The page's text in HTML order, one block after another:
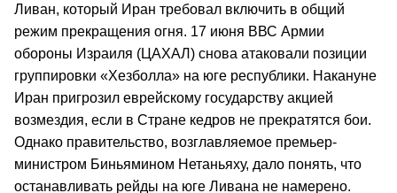
Ливан, который Иран требовал включить в общий
режим прекращения огня. 17 июня ВВС Армии
обороны Израиля (ЦАХАЛ) снова атаковали позиции
группировки «Хезболла» на юге республики. Накануне
Иран пригрозил еврейскому государству акцией
возмездия, если в Стране кедров не прекратятся бои.
Однако правительство, возглавляемое премьер-
министром Биньямином Нетаньяху, дало понять, что
останавливать рейды на юге Ливана не намерено.